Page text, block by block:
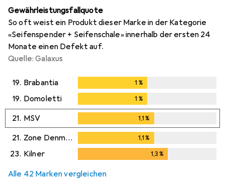
Gewährleistungsfallquote
So oft weist ein Produkt dieser Marke in der Kategorie
«Seifenspender + Seifenschale» innerhalb der ersten 24
Monate einen Defekt auf.
Quelle: Galaxus
19. Brabantia 1 %
19. Domoletti 1 %
21. MSV 1,1%
21. Zone Denmark 1,1%
23. Kilner 1,3%
Alle 42 Marken vergleichen